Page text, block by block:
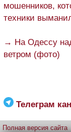
мошенников,
техники
→ На Одессу
ветром (фото)
Телеграм
Полная версия сайта